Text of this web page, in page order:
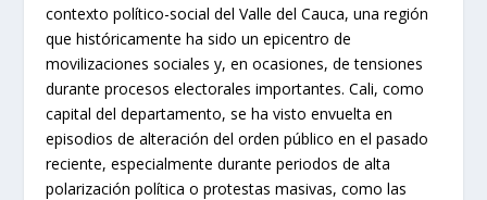
contexto político-social del Valle del Cauca, una región
que históricamente ha sido un epicentro de
movilizaciones sociales y, en ocasiones, de tensiones
durante procesos electorales importantes. Cali, como
capital del departamento, se ha visto envuelta en
episodios de alteración del orden público en el pasado
reciente, especialmente durante periodos de alta
polarización política o protestas masivas, como las